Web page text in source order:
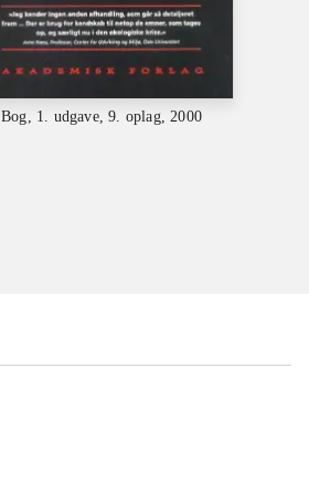
Bog, 1. udgave, 9. oplag, 2000